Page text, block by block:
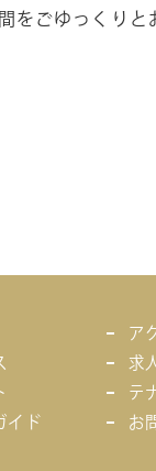
をごゆっくりと
イド
ア
求
テ
お